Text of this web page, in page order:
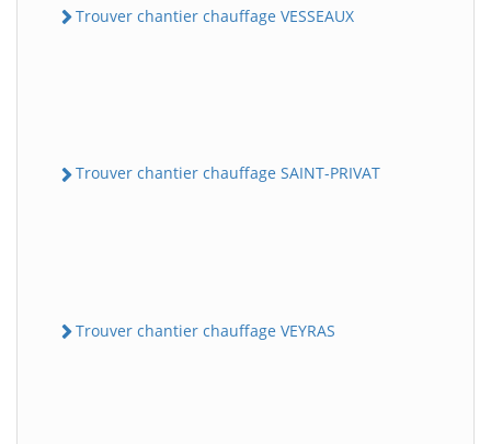
Trouver chantier chauffage VESSEAUX
Trouver chantier chauffage SAINT-PRIVAT
Trouver chantier chauffage VEYRAS